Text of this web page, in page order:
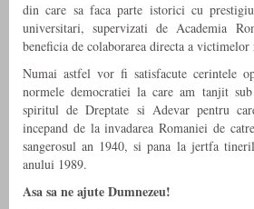
din care sa faca parte istorici cu
universitari, supervizati de Academia
beneficia de colaborarea directa a
Numai astfel vor fi satisfacute cerintele
normele democratiei la care am tanjit
spiritul de Dreptate si Adevar pentru
incepand de la invadarea Romaniei de
sangerosul an 1940, si pana la jertfa
anului 1989.
Asa sa ne ajute Dumnezeu!